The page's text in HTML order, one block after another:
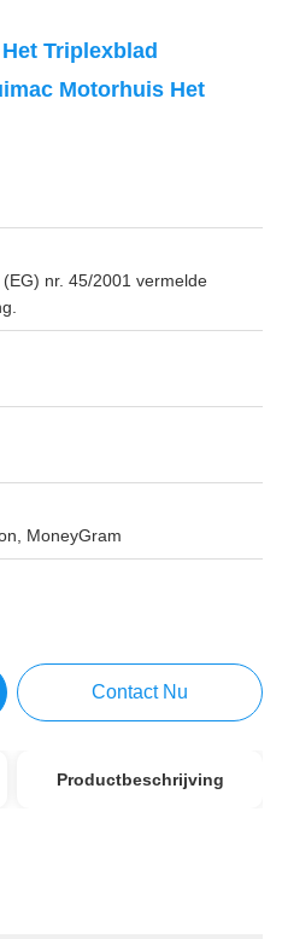
Triplexblad
Motorhuis Het
nr. 45/2001 vermelde
MoneyGram
Contact Nu
Productbeschrijving